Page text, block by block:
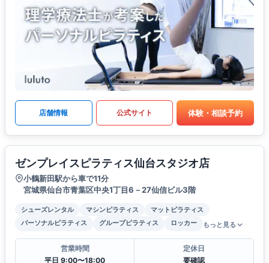
店舗情報 公式サイト 体験・相談予約
ゼンプレイスピラティス仙台スタジオ店
小鶴新田駅から車で11分
宮城県仙台市青葉区中央1丁目6－27仙信ビル3階
シューズレンタル マシンピラティス
マットピラティス
パーソナルピラティス
グループピラティス ロッカー もっと見る
営業時間
平日 9:00〜18:00
定休日
要確認